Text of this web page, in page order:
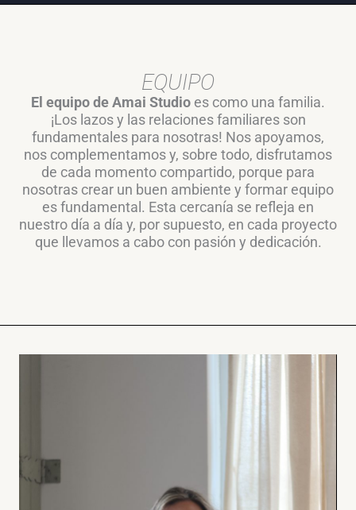
EQUIPO
El equipo de Amai Studio es como una familia.
¡Los lazos y las relaciones familiares son
fundamentales para nosotras! Nos apoyamos,
nos complementamos y, sobre todo, disfrutamos
de cada momento compartido, porque para
nosotras crear un buen ambiente y formar equipo
es fundamental. Esta cercanía se refleja en
nuestro día a día y, por supuesto, en cada proyecto
que llevamos a cabo con pasión y dedicación.